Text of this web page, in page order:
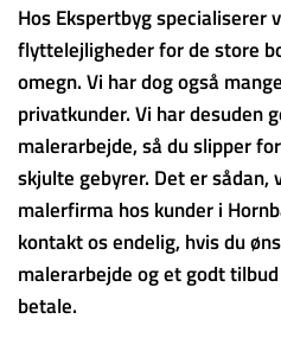
Hos Ekspertbyg specialiserer
flyttelejligheder for de store
omegn. Vi har dog også
privatkunder. Vi har desuden
malerarbejde, så du slipper
skjulte gebyrer. Det er
malerfirma hos kunder i
kontakt os endelig, hvis du
malerarbejde og et godt
betale.